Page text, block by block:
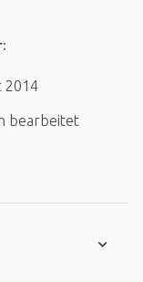
2014
bearbeitet